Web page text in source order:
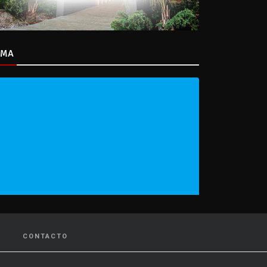
CONTACTO